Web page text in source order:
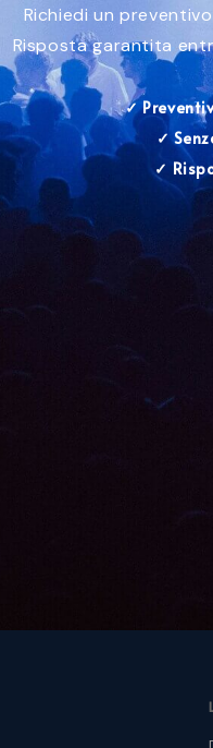
Richiedi un
Risposta garantita
✓
✓
✓